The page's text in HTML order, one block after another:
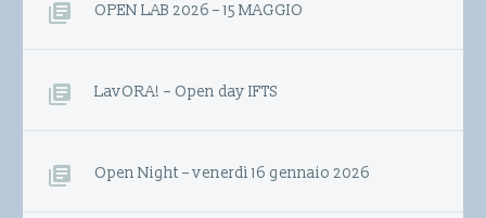
OPEN LAB 2026 – 15 MAGGIO
LavORA! – Open day IFTS
Open Night – venerdì 16 gennaio 2026